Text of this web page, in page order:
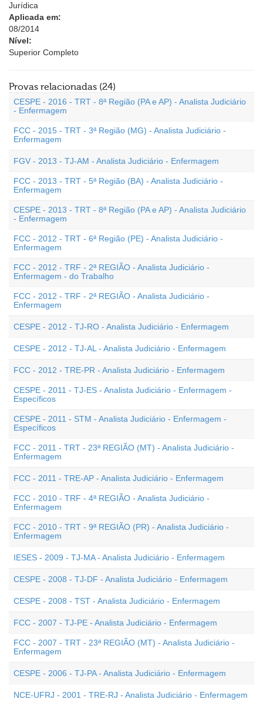
Jurídica
Aplicada em:
08/2014
Nível:
Superior Completo
Provas relacionadas (24)
CESPE - 2016 - TRT - 8ª Região (PA e AP) - Analista Judiciário
- Enfermagem
FCC - 2015 - TRT - 3ª Região (MG) - Analista Judiciário -
Enfermagem
FGV - 2013 - TJ-AM - Analista Judiciário - Enfermagem
FCC - 2013 - TRT - 5ª Região (BA) - Analista Judiciário -
Enfermagem
CESPE - 2013 - TRT - 8ª Região (PA e AP) - Analista Judiciário
- Enfermagem
FCC - 2012 - TRT - 6ª Região (PE) - Analista Judiciário -
Enfermagem
FCC - 2012 - TRF - 2ª REGIÃO - Analista Judiciário -
Enfermagem - do Trabalho
FCC - 2012 - TRF - 2ª REGIÃO - Analista Judiciário -
Enfermagem
CESPE - 2012 - TJ-RO - Analista Judiciário - Enfermagem
CESPE - 2012 - TJ-AL - Analista Judiciário - Enfermagem
FCC - 2012 - TRE-PR - Analista Judiciário - Enfermagem
CESPE - 2011 - TJ-ES - Analista Judiciário - Enfermagem -
Específicos
CESPE - 2011 - STM - Analista Judiciário - Enfermagem -
Específicos
FCC - 2011 - TRT - 23ª REGIÃO (MT) - Analista Judiciário -
Enfermagem
FCC - 2011 - TRE-AP - Analista Judiciário - Enfermagem
FCC - 2010 - TRF - 4ª REGIÃO - Analista Judiciário -
Enfermagem
FCC - 2010 - TRT - 9ª REGIÃO (PR) - Analista Judiciário -
Enfermagem
IESES - 2009 - TJ-MA - Analista Judiciário - Enfermagem
CESPE - 2008 - TJ-DF - Analista Judiciário - Enfermagem
CESPE - 2008 - TST - Analista Judiciário - Enfermagem
FCC - 2007 - TJ-PE - Analista Judiciário - Enfermagem
FCC - 2007 - TRT - 23ª REGIÃO (MT) - Analista Judiciário -
Enfermagem
CESPE - 2006 - TJ-PA - Analista Judiciário - Enfermagem
NCE-UFRJ - 2001 - TRE-RJ - Analista Judiciário - Enfermagem